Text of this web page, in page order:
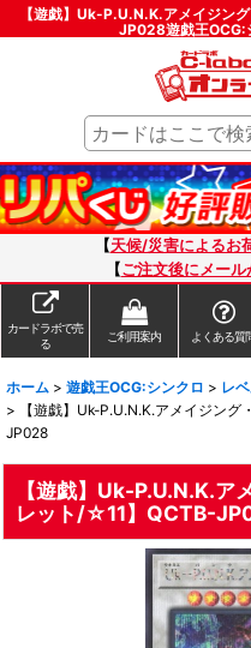
【遊戯】Uk-P.U.N.K.アメイジン
JP028遊戯王OCG:
【天候/災害によるお
【ご注文後にメー
カードラボで売
る
ご利用案内 よくある質
ホーム > 遊戯王OCG:シンクロ > レ
>
【遊戯】Uk-P.U.N.K.アメイジン
JP028
【遊戯】Uk-P.U.N.K.ア
レット/☆11】QCTB-